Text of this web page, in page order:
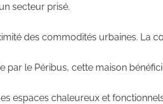
secteur prisé.
des commodités urbaines. La
le Péribus, cette maison
espaces chaleureux et